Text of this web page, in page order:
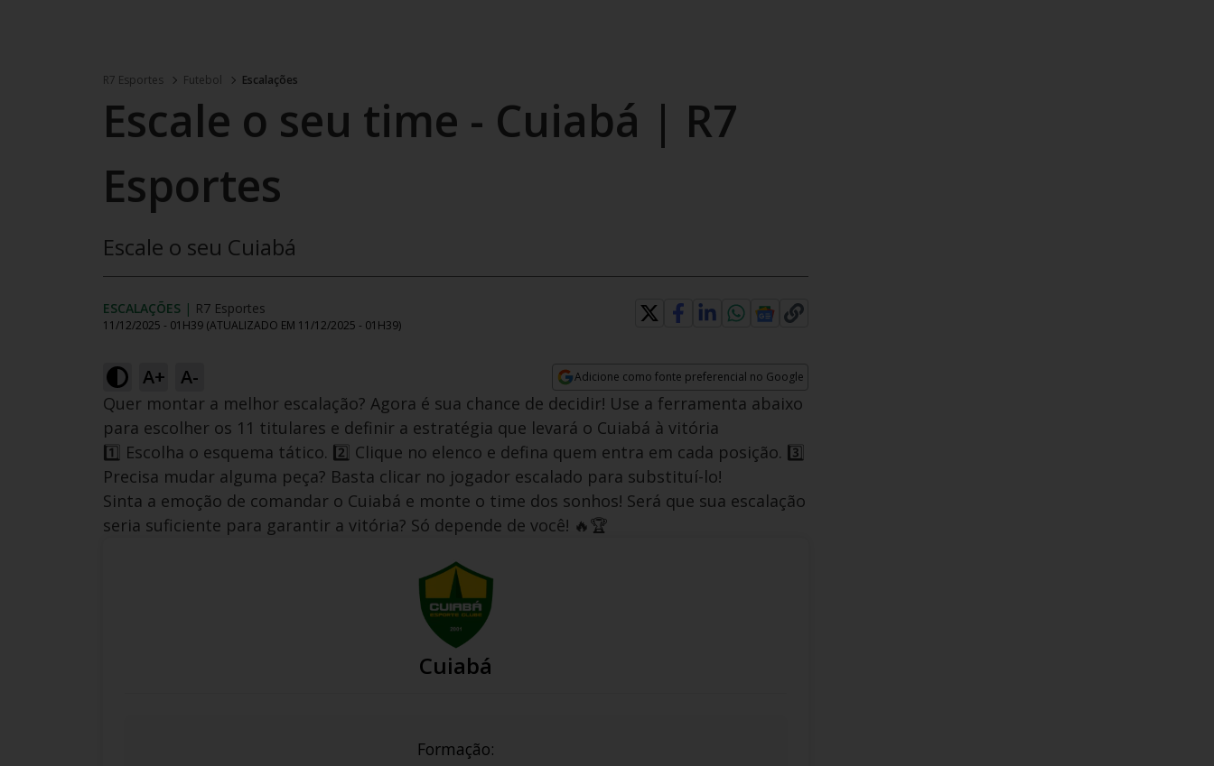
R7 Esportes Futebol Escalações
Escale o seu time - Cuiabá | R7
Esportes
Escale o seu Cuiabá
ESCALAÇÕES | R7 Esportes
11/12/2025 - 01H39 (ATUALIZADO EM 11/12/2025 - 01H39)
A+ A- Adicione como fonte preferencial no Google
Opens in new window
Quer montar a melhor escalação? Agora é sua chance de decidir! Use a ferramenta abaixo
para escolher os 11 titulares e definir a estratégia que levará o Cuiabá à vitória
1️⃣ Escolha o esquema tático. 2️⃣ Clique no elenco e defina quem entra em cada posição. 3️⃣
Precisa mudar alguma peça? Basta clicar no jogador escalado para substituí-lo!
Sinta a emoção de comandar o Cuiabá e monte o time dos sonhos! Será que sua escalação
seria suficiente para garantir a vitória? Só depende de você! 🔥🏆
Cuiabá
Formação: